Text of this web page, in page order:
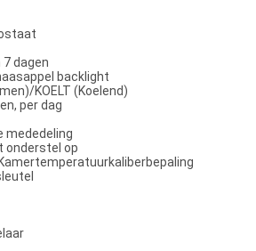
dagen
backlight
KOELT (Koelend)
per dag
op